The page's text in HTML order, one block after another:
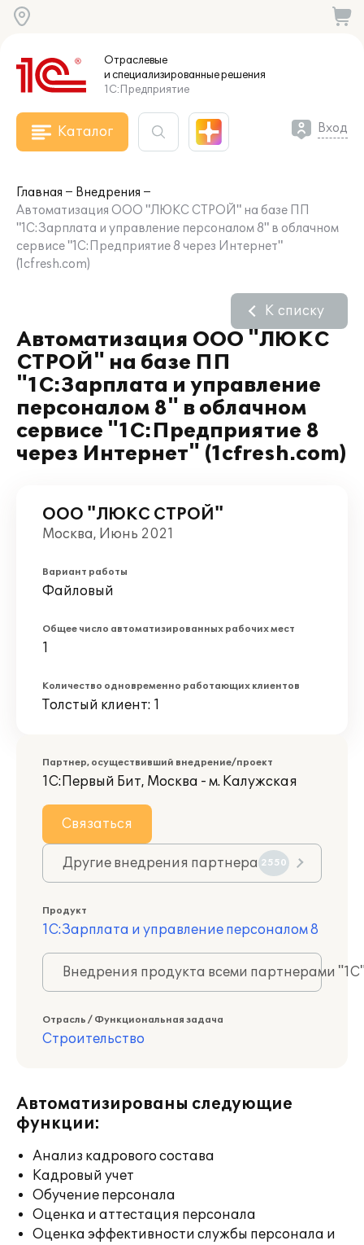
Отраслевые
и специализированныерешения
1С:Предприятие
Каталог Вход
Главная
Внедрения
Автоматизация ООО "ЛЮКС СТРОЙ" на базе ПП
"1С:Зарплата и управление персоналом 8" в облачном
сервисе "1С:Предприятие 8 через Интернет"
(1cfresh.com)
Автоматизация ООО "ЛЮКС
СТРОЙ" на базе ПП
"1С:Зарплата и управление
персоналом 8" в облачном
сервисе "1С:Предприятие 8
через Интернет" (1cfresh.com)
К списку
ООО "ЛЮКС СТРОЙ"
Москва, Июнь 2021
Вариант работы
Файловый
Общее число автоматизированных рабочих мест
1
Количество одновременно работающих клиентов
Толстый клиент: 1
Партнер, осуществивший внедрение/проект
1С:Первый Бит, Москва - м. Калужская
Связаться
Другие внедрения партнера 2550
Продукт
1С:Зарплата и управление персоналом 8
Внедрения продукта всеми партнерами
Отрасль / Функциональная задача
Строительство
Автоматизированы следующие
функции:
Анализ кадрового состава
Кадровый учет
Обучение персонала
Оценка и аттестация персонала
Оценка эффективности службы персонала и